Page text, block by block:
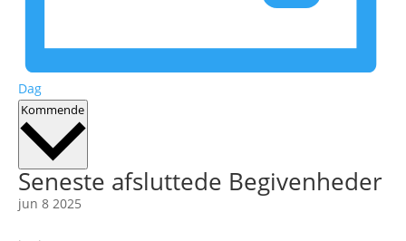
Dag
Kommende
Seneste afsluttede Begivenheder
jun 8 2025